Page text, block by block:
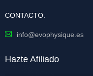
CONTACTO.
info@evophysique.es
Hazte Afiliado